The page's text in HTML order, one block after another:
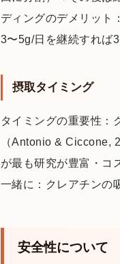
ディングのデメリット
3〜5g/日を継続すれば
摂取タイミング
タイミングの重要性：
（Antonio & Ciccone,
が最も研究が豊富・コ
一緒に：クレアチンの
安全性について